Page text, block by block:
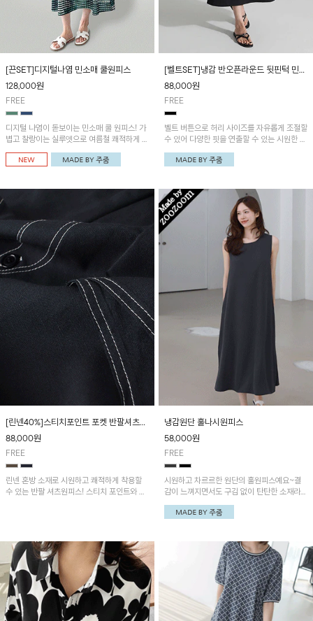
[끈SET]디지털나염 민소매 쿨원피스
128,000원
FREE
디지털 나염이 돋보이는 민소매 쿨 원피스! 가
볍고 찰랑이는 실루엣으로 여름철 쾌적하게 착
용할 수 있으며, 여유로운 핏이 편안한 착용감
을 더해줍니다. 함께 구성된 허리끈으로 체형
[벨트SET]냉감 반오픈라운드 뒷핀턱 민소
매원피스
88,000원
FREE
벨트 버튼으로 허리 사이즈를 자유롭게 조절할
수 있어 다양한 핏을 연출할 수 있는 시원한 착
용감의 냉감 원피스! 깔끔한 반오픈 라운드넥
디자인으로 단정하면서도 세련된 분위기를 연
[린넨40%]스티치포인트 포켓 반팔셔츠원
피스
88,000원
FREE
린넨 혼방 소재로 시원하고 쾌적하게 착용할
수 있는 반팔 셔츠원피스! 스티치 포인트와 포
냉감원단 훌나시원피스
58,000원
FREE
시원하고 차르르한 원단의 훌원피스예요~결
감이 느껴지면서도 구김 없이 탄탄한 소재라
손이 자주 가실 거예요!